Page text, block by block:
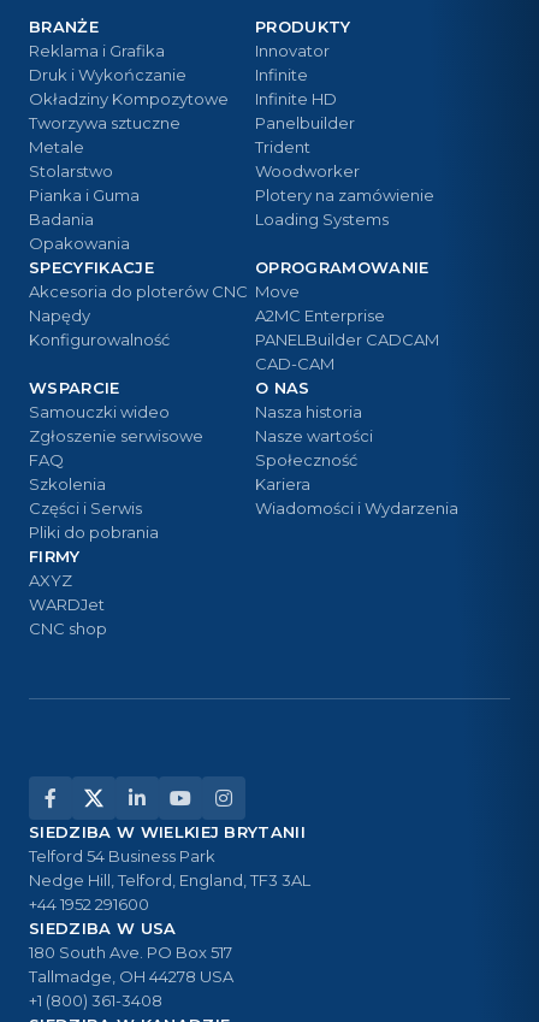
PRODUKTY
Innovator
Infinite
Infinite HD
Panelbuilder
Trident
Woodworker
Plotery na zamówienie
Loading Systems
BRANŻE
Reklama i Grafika
Druk i Wykończanie
Okładziny Kompozytowe
Tworzywa sztuczne
Metale
Stolarstwo
Pianka i Guma
Badania
Opakowania
SPECYFIKACJE
Akcesoria do ploterów CNC
Napędy
Konfigurowalność
OPROGRAMOWANIE
Move
A2MC Enterprise
PANELBuilder CADCAM
CAD-CAM
WSPARCIE
Samouczki wideo
Zgłoszenie serwisowe
FAQ
Szkolenia
Części i Serwis
Pliki do pobrania
O NAS
Nasza historia
Nasze wartości
Społeczność
Kariera
Wiadomości i Wydarzenia
FIRMY
AXYZ
WARDJet
CNC shop
SIEDZIBA W WIELKIEJ BRYTANII
Telford 54 Business Park
Nedge Hill, Telford, England, TF3 3AL
+44 1952 291600
SIEDZIBA W USA
180 South Ave. PO Box 517
Tallmadge, OH 44278 USA
+1 (800) 361-3408